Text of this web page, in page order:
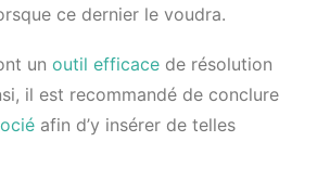
ce dernier le voudra.
un outil efficace de résolution
il est recommandé de conclure
afin d’y insérer de telles